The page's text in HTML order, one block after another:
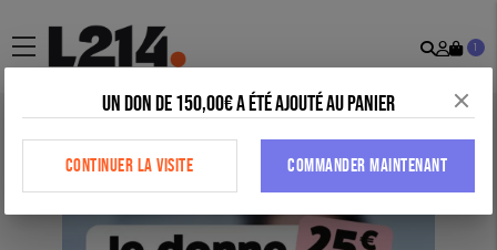
menu
Mon
1
exemple à la création de matériels militants
Un don de 150,00€ a été ajouté au panier
CONTINUER LA VISITE COMMANDER MAINTENANT